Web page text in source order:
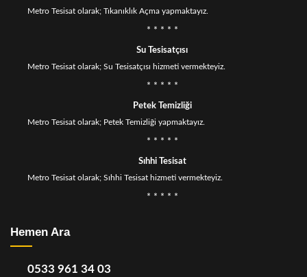
Metro Tesisat olarak; Tıkanıklık Açma yapmaktayız.
* * * * *
Su Tesisatçısı
Metro Tesisat olarak; Su Tesisatçısı hizmeti vermekteyiz.
* * * * *
Petek Temizliği
Metro Tesisat olarak; Petek Temizliği yapmaktayız.
* * * * *
Sıhhi Tesisat
Metro Tesisat olarak; Sıhhi Tesisat hizmeti vermekteyiz.
* * * * *
Hemen Ara
0533 961 34 03